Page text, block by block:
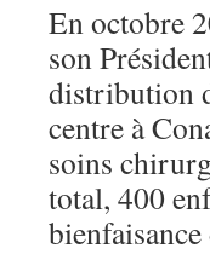
En octobre
son
distribution
centre à
soins
total, 400